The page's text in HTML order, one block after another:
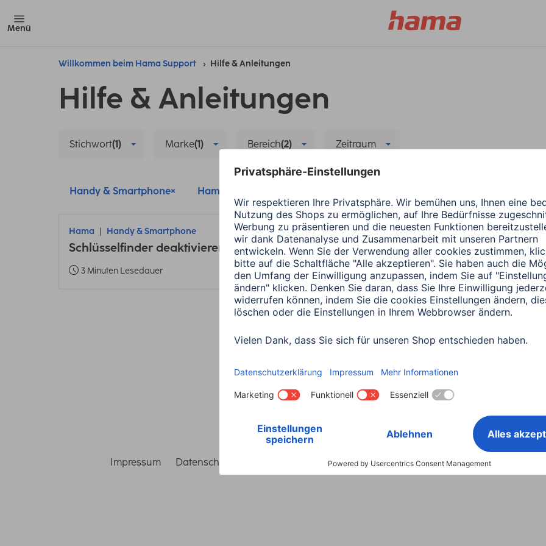
Menü
Willkommen beim Hama Support Hilfe & Anleitungen
Hilfe & Anleitungen
Stichwort(1) Marke(1) Bereich(2) Zeitraum
Handy & Smartphone Hama
Hama Handy & Smartphone
Schlüsselfinder deaktivieren Android
3 Minuten Lesedauer
Land wählen
Impressum Datenschutz Garantiebestimmungen Konformitätserklärungen